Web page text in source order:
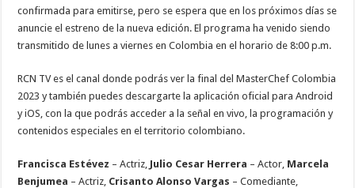
confirmada para emitirse, pero se espera que en los próximos días se
anuncie el estreno de la nueva edición. El programa ha venido siendo
transmitido de lunes a viernes en Colombia en el horario de 8:00 p.m.
RCN TV es el canal donde podrás ver la final del MasterChef Colombia
2023 y también puedes descargarte la aplicación oficial para Android
y iOS, con la que podrás acceder a la señal en vivo, la programación y
contenidos especiales en el territorio colombiano.
Francisca Estévez – Actriz, Julio Cesar Herrera – Actor, Marcela
Benjumea – Actriz, Crisanto Alonso Vargas – Comediante,